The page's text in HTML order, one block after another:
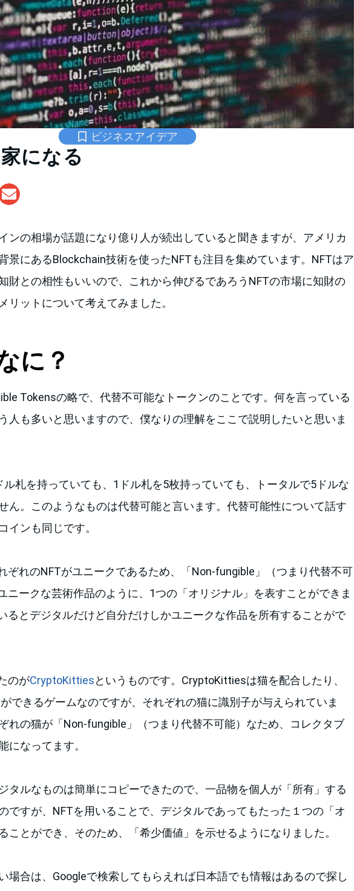
ビジネスアイデア
になる
ンの相場が話題になり億り人が続出していると聞きますが、アメリカ
景にあるBlockchain技術を使ったNFTも注目を集めています。NFTはア
財との相性もいいので、これから伸びるであろうNFTの市場に知財の
リットについて考えてみました。
に？
Tokensの略で、代替不可能なトークンのことです。何を言っている
人も多いと思いますので、僕なりの理解をここで説明したいと思いま
札を持っていても、1ドル札を5枚持っていても、トータルで5ドルな
ん。このようなものは代替可能と言います。代替可能性について話す
インも同じです。
ぞれのNFTがユニークであるため、「Non-fungible」（つまり代替不可
ニークな芸術作品のように、1つの「オリジナル」を表すことができま
るとデジタルだけど自分だけしかユニークな作品を所有することがで
のがCryptoKittiesというものです。CryptoKittiesは猫を配合したり、
できるゲームなのですが、それぞれの猫に識別子が与えられていま
れの猫が「Non-fungible」（つまり代替不可能）なため、コレクタブ
になってます。
タルなものは簡単にコピーできたので、一品物を個人が「所有」する
ですが、NFTを用いることで、デジタルであってもたった１つの「オ
ことができ、そのため、「希少価値」を示せるようになりました。
場合は、Googleで検索してもらえれば日本語でも情報はあるので探し